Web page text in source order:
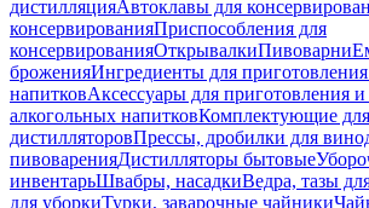
дистилляцияАвтоклавы для
консервированияПриспособления для
консервированияОткрывалкиПивоварни
броженияИнгредиенты для
напитковАксессуары для приготовления
алкогольных напитковКомплектующие для
дистилляторовПрессы, дробилки для
пивоваренияДистилляторы бытовые
инвентарьШвабры, насадкиВедра, тазы
для уборкиТурки, заварочные чайники